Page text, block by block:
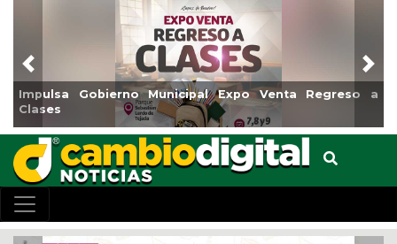
Expo Venta Regreso a
Reabrirá
Centro
Previous